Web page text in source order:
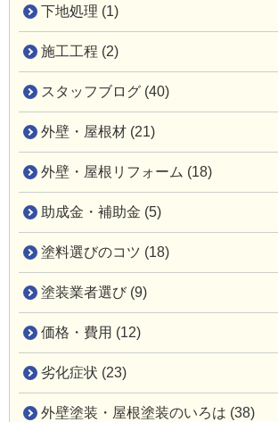
下地処理 (1)
施工工程 (2)
スタッフブログ (40)
外壁・屋根材 (21)
外壁・屋根リフォーム (18)
助成金・補助金 (5)
塗料選びのコツ (18)
塗装業者選び (9)
価格・費用 (12)
劣化症状 (23)
外壁塗装・屋根塗装のいろは (38)